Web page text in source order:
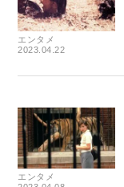
エンタメ
2023.04.22
エンタメ